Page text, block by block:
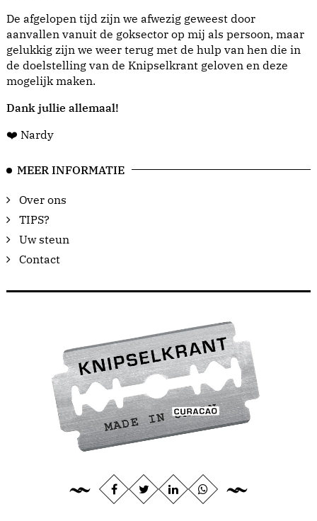
De afgelopen tijd zijn we afwezig geweest door
aanvallen vanuit de goksector op mij als persoon, maar
gelukkig zijn we weer terug met de hulp van hen die in
de doelstelling van de Knipselkrant geloven en deze
mogelijk maken.
Dank jullie allemaal!
❤️ Nardy
MEER INFORMATIE
Over ons
TIPS?
Uw steun
Contact